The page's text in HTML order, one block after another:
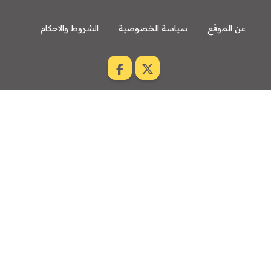
عن الموقع سياسة الخصوصية الشروط والاحكام